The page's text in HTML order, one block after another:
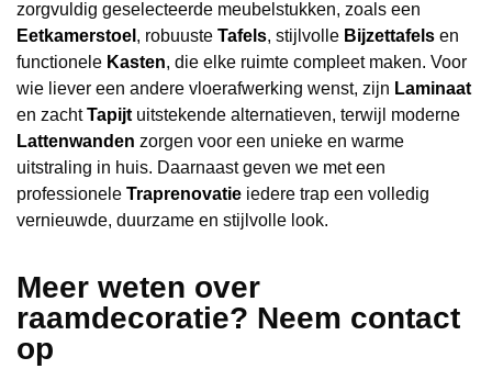
zorgvuldig geselecteerde meubelstukken, zoals een
Eetkamerstoel , robuuste Tafels, stijlvolle Bijzettafels en
functionele Kasten, die elke ruimte compleet maken. Voor
wie liever een andere vloerafwerking wenst, zijn Laminaat
en zachtTapijt uitstekende alternatieven, terwijl moderne
Lattenwanden zorgen voor een unieke en warme
uitstraling in huis. Daarnaast geven we met een
professionele Traprenovatie iedere trap een volledig
vernieuwde, duurzame en stijlvolle look.
Meer weten over
raamdecoratie? Neem contact
op